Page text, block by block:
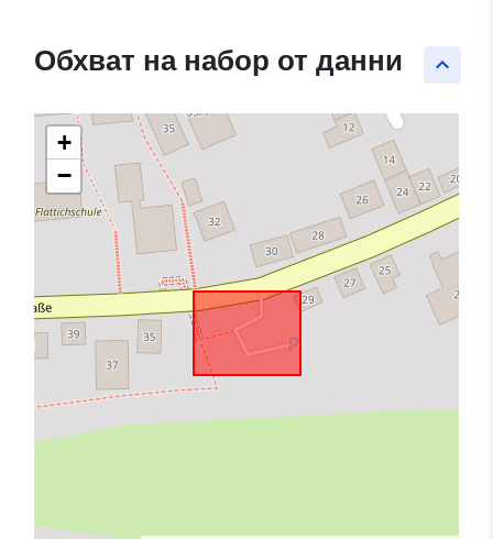
keyboard_arrow_up
Обхват на набор от данни
+
−